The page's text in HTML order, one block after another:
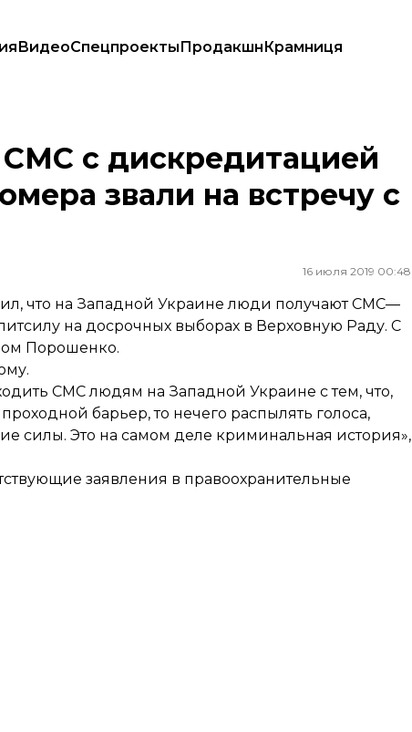
ВидеоСпецпроектыПродакшнКрамниця
номера звали на встречу с Порошенко
СМС с дискредитацией
звали на встречу с
16 июля 2019 00:48
что на Западной Украине люди получают СМС—
на досрочных выборах в Верховную Раду. С
Порошенко.
СМС людям на Западной Украине с тем, что,
барьер, то нечего распылять голоса,
силы. Это на самом деле криминальная история»,
заявления в правоохранительные